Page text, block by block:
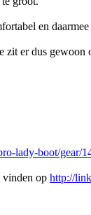
en
er dus
lady-boot/gear/
vinden op http://